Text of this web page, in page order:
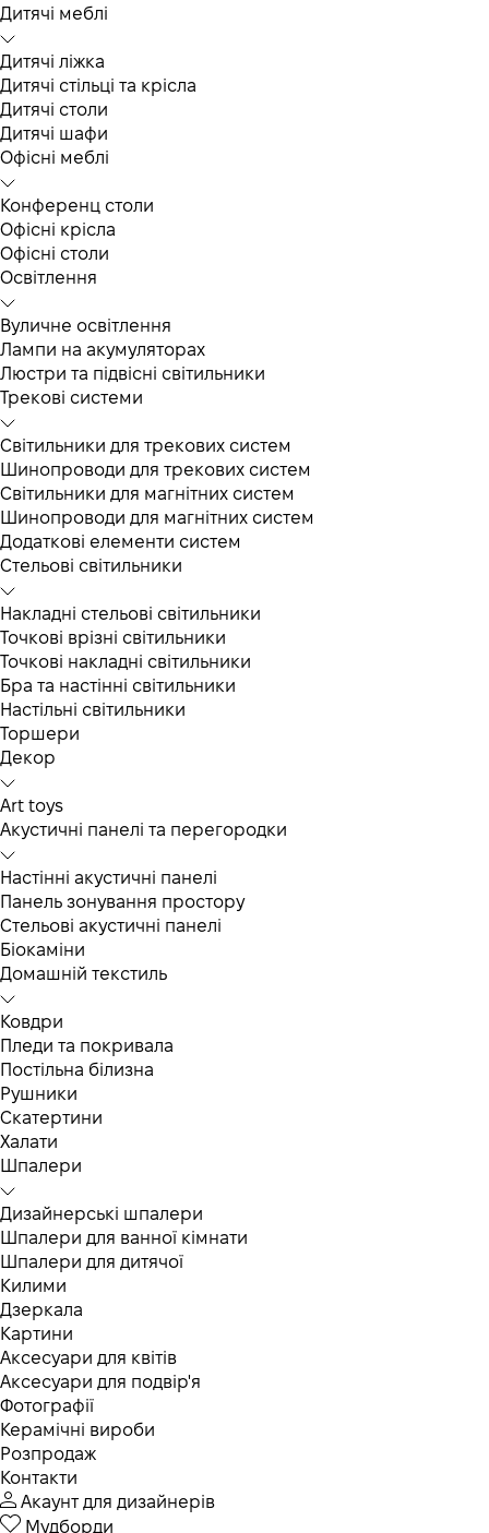
Дитячі меблі
Дитячі ліжка
Дитячі стільці та крісла
Дитячі столи
Дитячі шафи
Офісні меблі
Конференц столи
Офісні крісла
Офісні столи
Освітлення
Вуличне освітлення
Лампи на акумуляторах
Люстри та підвісні світильники
Трекові системи
Світильники для трекових систем
Шинопроводи для трекових систем
Світильники для магнітних систем
Шинопроводи для магнітних систем
Додаткові елементи систем
Cтельові світильники
Накладні стельові світильники
Точкові врізні світильники
Точкові накладні світильники
Бра та настінні світильники
Настільні світильники
Торшери
Декор
Art toys
Акустичні панелі та перегородки
Настінні акустичні панелі
Панель зонування простору
Стельові акустичні панелі
Біокаміни
Домашній текстиль
Ковдри
Пледи та покривала
Постільна білизна
Рушники
Скатертини
Халати
Шпалери
Дизайнерські шпалери
Шпалери для ванної кімнати
Шпалери для дитячої
Килими
Дзеркала
Картини
Аксесуари для квітів
Аксесуари для подвір'я
Фотографії
Керамічні вироби
Розпродаж
Контакти
Акаунт для дизайнерів
Мудборди